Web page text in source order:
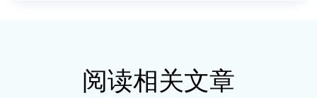
阅读相关文章